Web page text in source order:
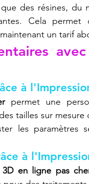
des résines, du
Cela permet
un tarif
à
permet une
tailles sur
les paramètres
à
3D en ligne pas